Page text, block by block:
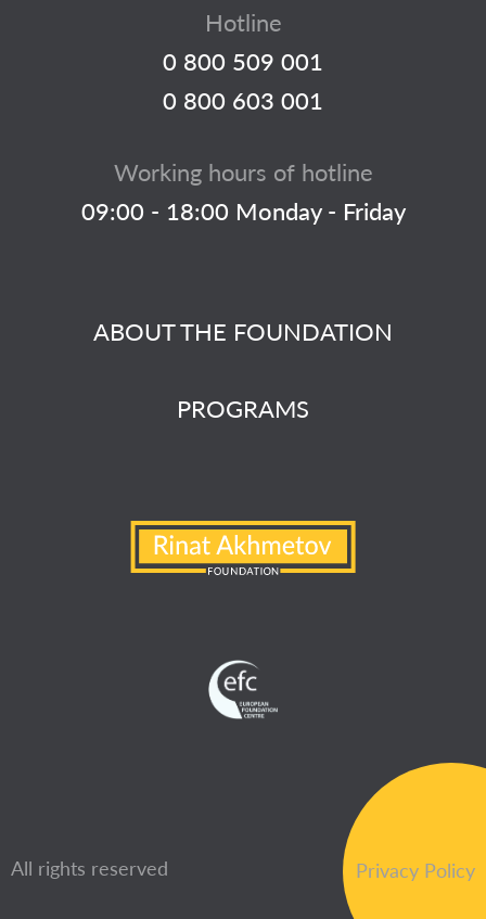
ABOUT THE FOUNDATION
PROGRAMS
Hotline
0 800 509 001
0 800 603 001
Working hours of hotline
09:00 - 18:00 Monday - Friday
All rights reserved Privacy Policy